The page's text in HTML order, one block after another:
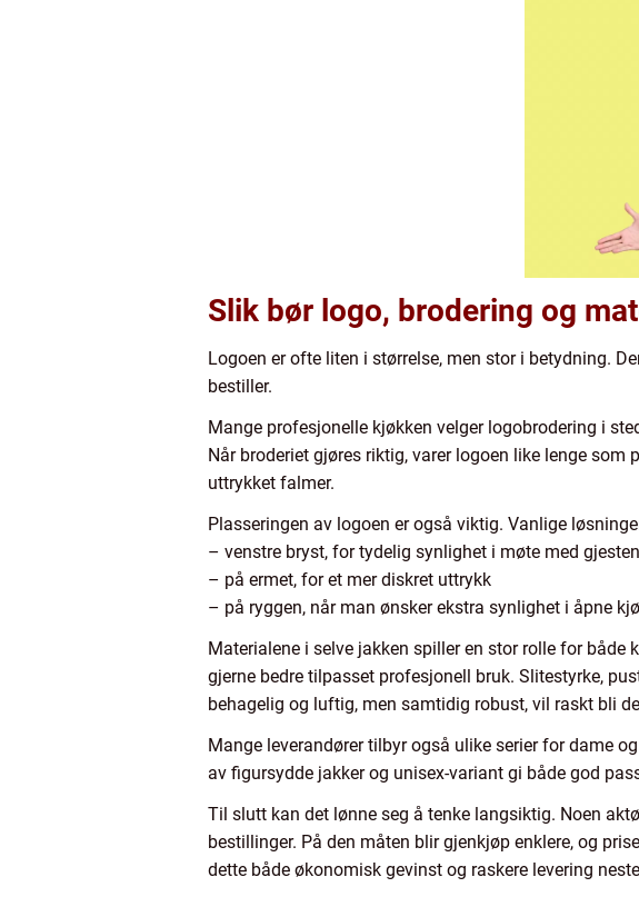
Slik bør logo, brodering og
Logoen er ofte liten i størrelse, men stor i betydning.
bestiller.
Mange profesjonelle kjøkken velger logobrodering i
Når broderiet gjøres riktig, varer logoen like lenge
uttrykket falmer.
Plasseringen av logoen er også viktig. Vanlige
– venstre bryst, for tydelig synlighet i møte med gjesten
– på ermet, for et mer diskret uttrykk
– på ryggen, når man ønsker ekstra synlighet i åpne
Materialene i selve jakken spiller en stor rolle for
gjerne bedre tilpasset profesjonell bruk. Slitestyrke,
behagelig og luftig, men samtidig robust, vil raskt bli
Mange leverandører tilbyr også ulike serier for dame
av figursydde jakker og unisex-variant gi både god
Til slutt kan det lønne seg å tenke langsiktig. Noen
bestillinger. På den måten blir gjenkjøp enklere, og
dette både økonomisk gevinst og raskere levering